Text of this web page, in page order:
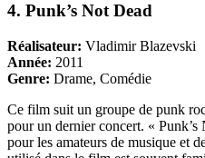
4. Punk’s Not Dead
Réalisateur: Vladimir Blazevski
Année: 2011
Genre: Drame, Comédie
Ce film suit un groupe de punk
pour un dernier concert. «
pour les amateurs de musique et